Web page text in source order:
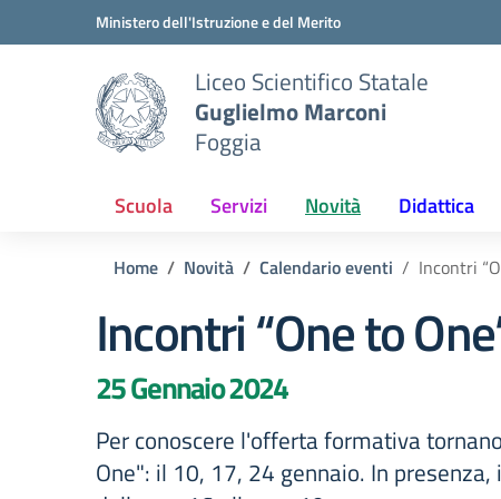
Vai ai contenuti
Vai al menu di navigazioneMinistero dell'Istruzione e del Merito
Liceo Scientifico Statale
Guglielmo Marconi
Foggia
Scuola Servizi Novità Didattica
Home Novità Calendario eventi Incontri
Incontri “One to
25 Gennaio 2024
Per conoscere l'offerta formativa
One": il 10, 17, 24 gennaio. In presenza,